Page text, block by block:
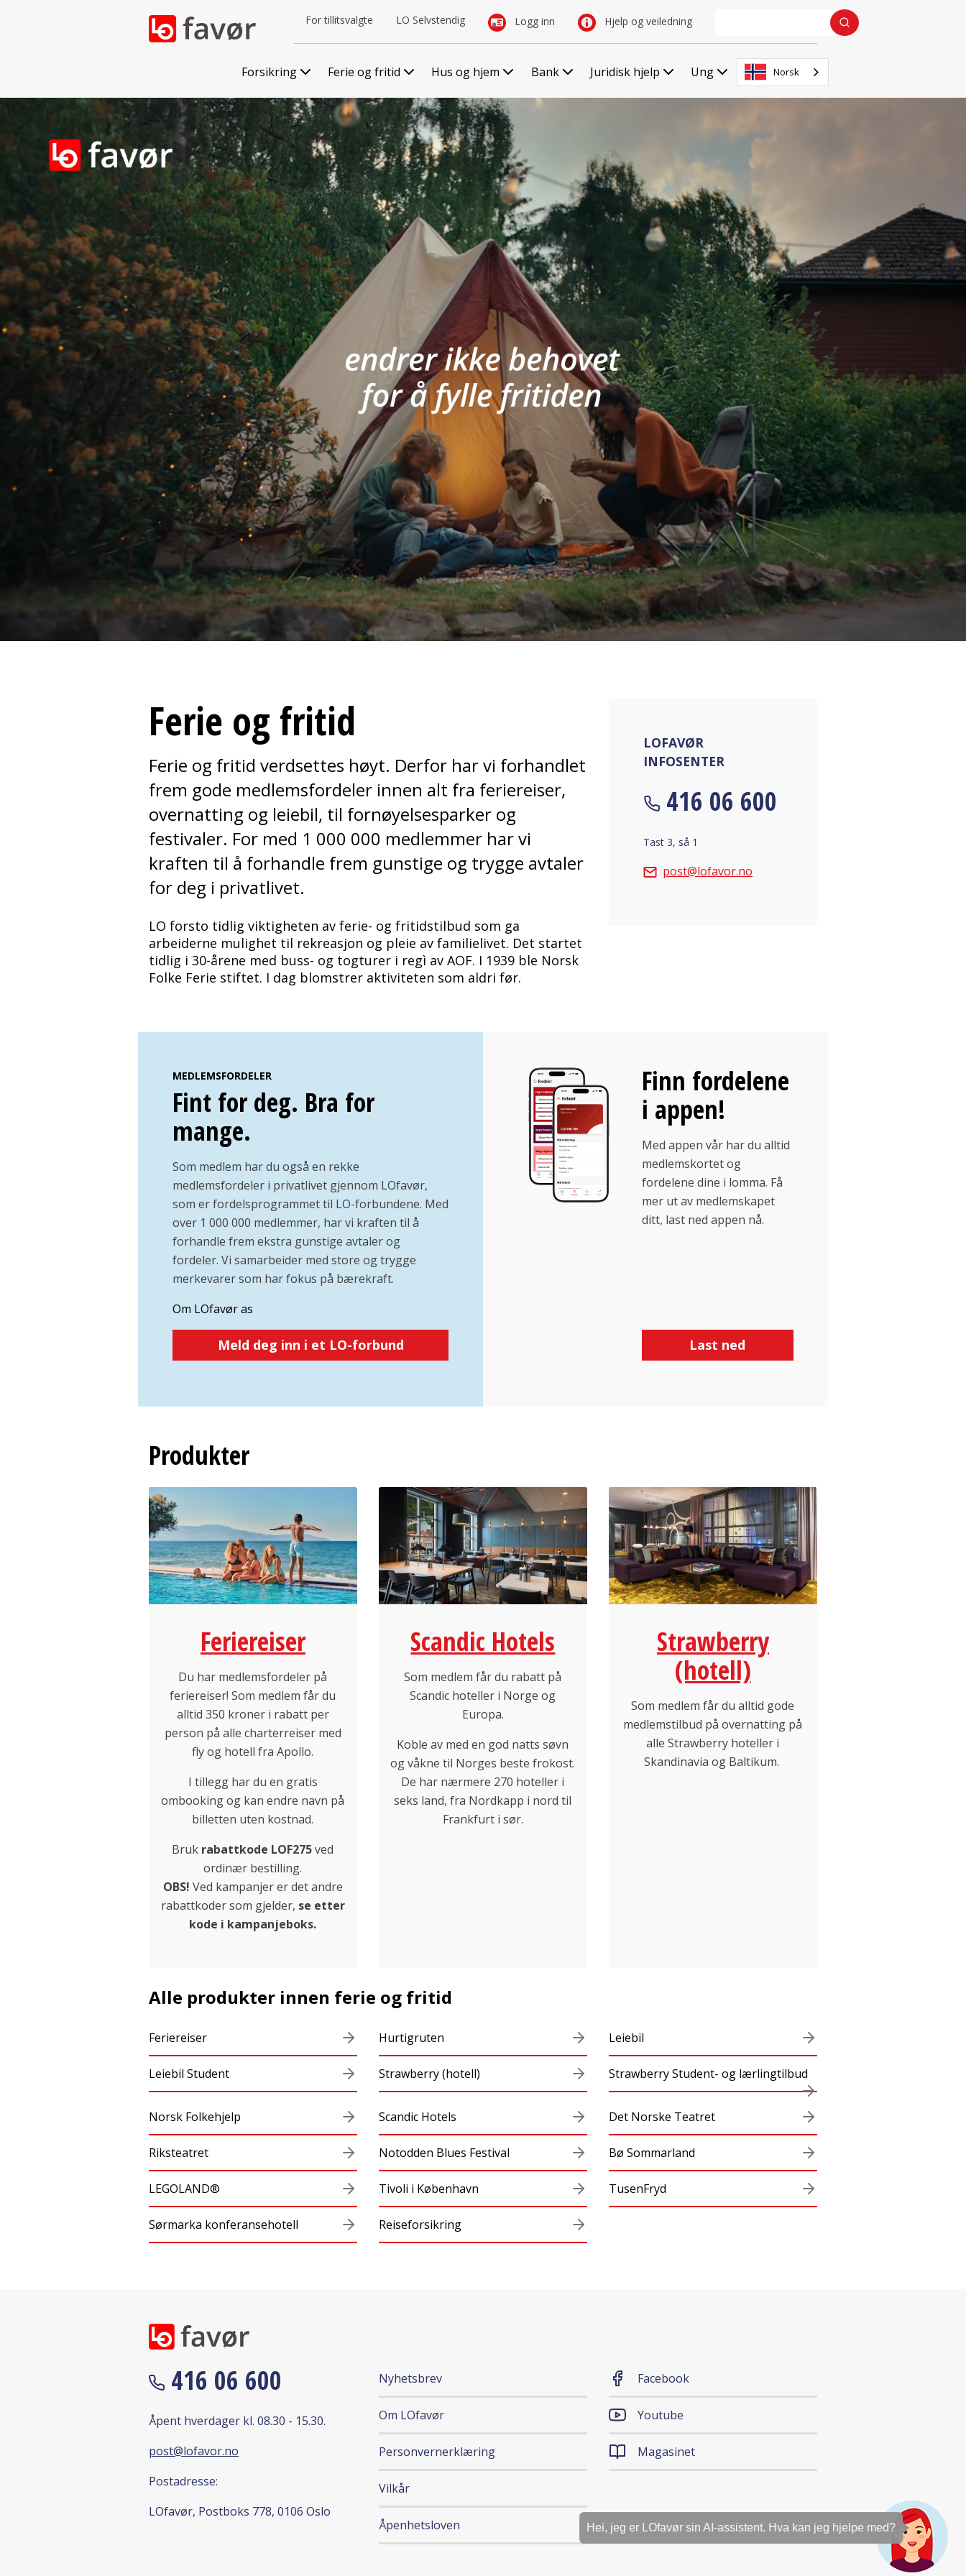
Hei, jeg er LOfavør sin AI-assistent. Hva kan jeg hjelpe med?
For tillitsvalgte LO Selvstendig Logg inn Hjelp og veiledning
Forsikring Ferie og fritid Hus og hjem Bank Juridisk hjelp Ung Norsk
Ferie og fritid
Ferie og fritid verdsettes høyt. Derfor har vi forhandlet
frem gode medlemsfordeler innen alt fra feriereiser,
overnatting og leiebil, til fornøyelsesparker og
festivaler. For med 1 000 000 medlemmer har vi
kraften til å forhandle frem gunstige og trygge avtaler
for deg i privatlivet.
LO forsto tidlig viktigheten av ferie- og fritidstilbud som ga
arbeiderne mulighet til rekreasjon og pleie av familielivet. Det startet
tidlig i 30-årene med buss- og togturer i regì av AOF. I 1939 ble Norsk
Folke Ferie stiftet. I dag blomstrer aktiviteten som aldri før.
LOFAVØR
INFOSENTER
416 06 600
Tast 3, så 1
post@lofavor.no
MEDLEMSFORDELER
Fint for deg. Bra for
mange.
Som medlem har du også en rekke
medlemsfordeler i privatlivet gjennom LOfavør,
som er fordelsprogrammet til LO-forbundene. Med
over 1 000 000 medlemmer, har vi kraften til å
forhandle frem ekstra gunstige avtaler og
fordeler. Vi samarbeider med store og trygge
merkevarer som har fokus på bærekraft.
Om LOfavør as
Meld deg inn i et LO-forbund
Finn fordelene
i appen!
Med appen vår har du alltid
medlemskortet og
fordelene dine i lomma. Få
mer ut av medlemskapet
ditt, last ned appen nå.
Last ned
Produkter
Feriereiser
Du har medlemsfordeler på
feriereiser! Som medlem får du
alltid 350 kroner i rabatt per
person på alle charterreiser med
fly og hotell fra Apollo.
I tillegg har du en gratis
ombooking og kan endre navn på
billetten uten kostnad.
Bruk rabattkode LOF275ved
ordinær bestilling.
OBS! Ved kampanjer er det andre
rabattkoder som gjelder, se etter
kode i kampanjeboks.
Scandic Hotels
Som medlem får du rabatt på
Scandic hoteller i Norge og
Europa.
Koble av med en god natts søvn
og våkne til Norges beste frokost.
De har nærmere 270 hoteller i
seks land, fra Nordkapp i nord til
Frankfurt i sør.
Strawberry
(hotell)
Som medlem får du alltid gode
medlemstilbud på overnatting på
alle Strawberry hoteller i
Skandinavia og Baltikum.
Alle produkter innen ferie og fritid
Feriereiser Hurtigruten Leiebil
Leiebil Student Strawberry (hotell) Strawberry Student- og lærlingtilbud
Norsk Folkehjelp Scandic Hotels Det Norske Teatret
Riksteatret Notodden Blues Festival Bø Sommarland
LEGOLAND® Tivoli i København TusenFryd
Sørmarka konferansehotell Reiseforsikring
416 06 600
Åpent hverdager kl. 08.30 - 15.30.
post@lofavor.no
Postadresse:
LOfavør, Postboks 778, 0106 Oslo
Nyhetsbrev
Om LOfavør
Personvernerklæring
Vilkår
Åpenhetsloven
Facebook
Youtube
Magasinet